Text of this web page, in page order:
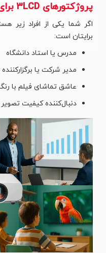
پروژکتورهای 3LCD برای چه کسانی مناسب‌اند؟
برایتان است:
مدرس یا استاد دانشگاه
مدیر شرکت یا
عاشق تماشای فیلم با
دنبال‌کننده کیفیت